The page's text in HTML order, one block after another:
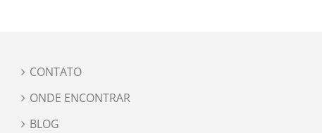
CONTATO
ONDE ENCONTRAR
BLOG